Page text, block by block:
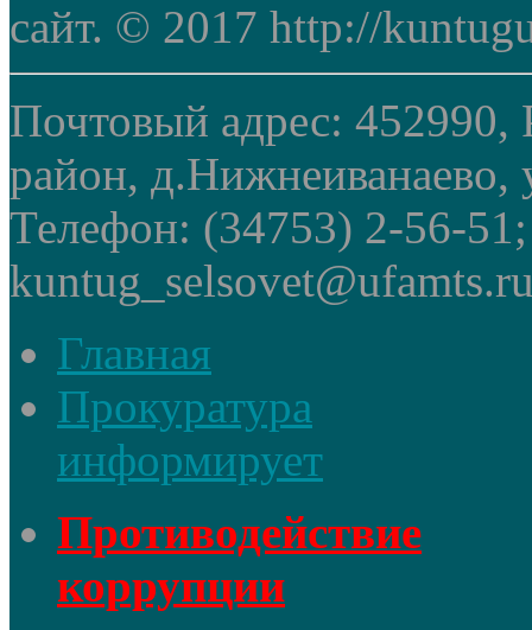
сайт. © 2017 http://
Почтовый адрес: 452990,
район, д.Нижнеиванаево,
Телефон: (34753) 2-56-
Главная
Прокуратура
информирует
Противодействие
коррупции